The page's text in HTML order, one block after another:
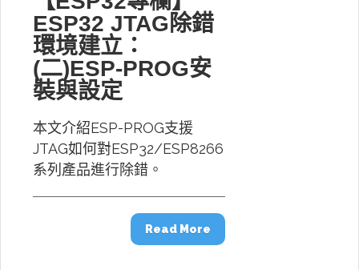
ESP32 JTAG除錯
環境建立：
(二)ESP-PROG安
裝與設定
本文介紹ESP-PROG支援
JTAG如何對ESP32/ESP8266
系列產品進行除錯。
Read More